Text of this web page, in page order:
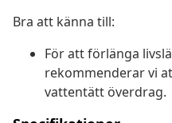
Bra att känna till:
För att förlänga
rekommenderar vi
vattentätt överdrag.